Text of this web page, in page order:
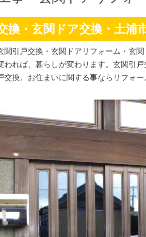
換・玄関ドア交換・土浦
関引戸交換・玄関ドアリフォーム・玄
われば、暮らしが変わります。玄関引
交換。お住まいに関する事ならリフォ